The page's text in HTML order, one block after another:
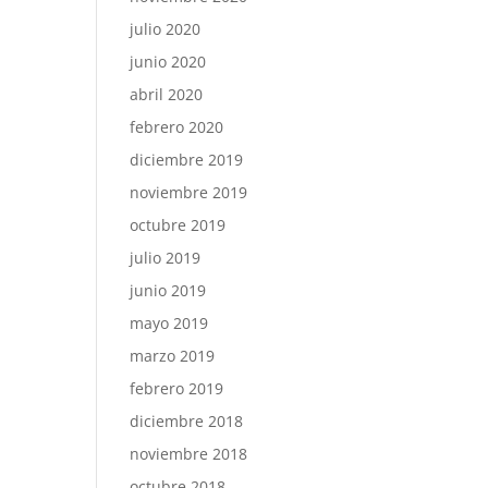
julio 2020
junio 2020
abril 2020
febrero 2020
diciembre 2019
noviembre 2019
octubre 2019
julio 2019
junio 2019
mayo 2019
marzo 2019
febrero 2019
diciembre 2018
noviembre 2018